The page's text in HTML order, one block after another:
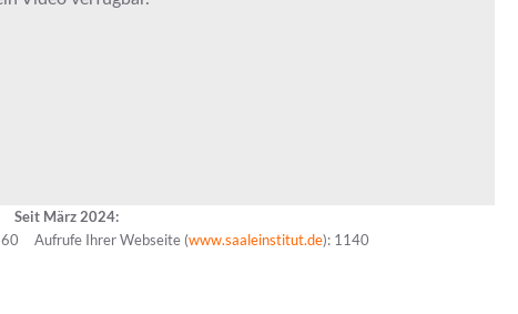
Seit März 2024:
Aufrufe Ihrer Webseite (www.saaleinstitut.de): 1140